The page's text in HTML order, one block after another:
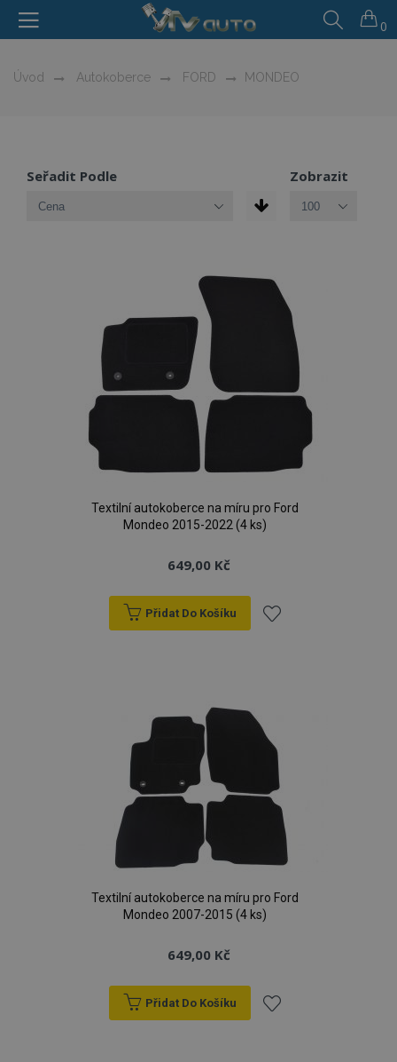
0
Úvod Autokoberce FORD MONDEO
Seřadit Podle Zobrazit
Textilní autokoberce na míru pro Ford
Mondeo 2015-2022 (4 ks)
649,00 Kč
Přidat Do Košíku
oblíbeným
Textilní autokoberce na míru pro Ford
Mondeo 2007-2015 (4 ks)
649,00 Kč
Přidat Do Košíku